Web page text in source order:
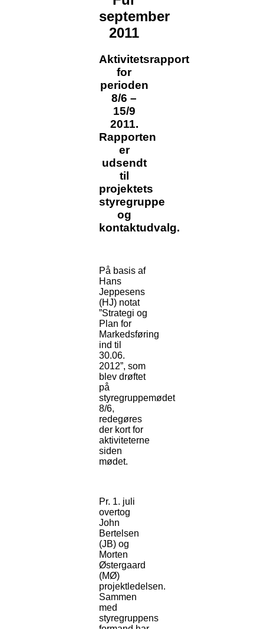
september
2011
Aktivitetsrapport
for
perioden
8/6 –
15/9
2011.
Rapporten
er
udsendt
til
projektets
styregruppe
og
kontaktudvalg.
På basis af
Hans
Jeppesens
(HJ) notat
”Strategi og
Plan for
Markedsføring
ind til
30.06.
2012”, som
blev drøftet
på
styregruppemødet
8/6,
redegøres
der kort for
aktiviteterne
siden
mødet.
Pr. 1. juli
overtog
John
Bertelsen
(JB) og
Morten
Østergaard
(MØ)
projektledelsen.
Sammen
med
styregruppens